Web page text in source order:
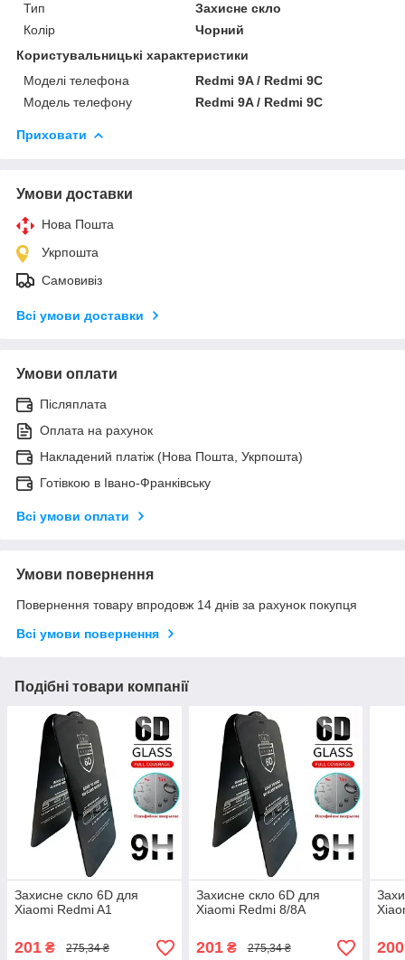
Тип
Захисне скло
Колір
Чорний
Користувальницькі характеристики
Моделі телефона
Redmi 9A / Redmi 9C
Модель телефону
Redmi 9A / Redmi 9C
Приховати
Умови доставки
Нова Пошта
Укрпошта
Самовивіз
Всі умови доставки
Умови оплати
Післяплата
Оплата на рахунок
Накладений платіж (Нова Пошта, Укрпошта)
Готівкою в Івано-Франківську
Всі умови оплати
Умови повернення
Повернення товару впродовж 14 днів за рахунок покупця
Всі умови повернення
Подібні товари компанії
Захисне скло 6D для
Xiaomi Redmi A1
201 ₴ 275,34 ₴
Захисне скло 6D для
Xiaomi Redmi 8/8A
201₴ 275,34 ₴ 200